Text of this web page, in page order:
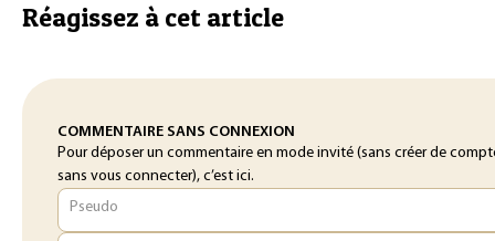
Réagissez à cet article
COMMENTAIRE SANS CONNEXION
Pour déposer un commentaire en mode invité (sans créer de
sans vous connecter), c’est ici.
Pseudo